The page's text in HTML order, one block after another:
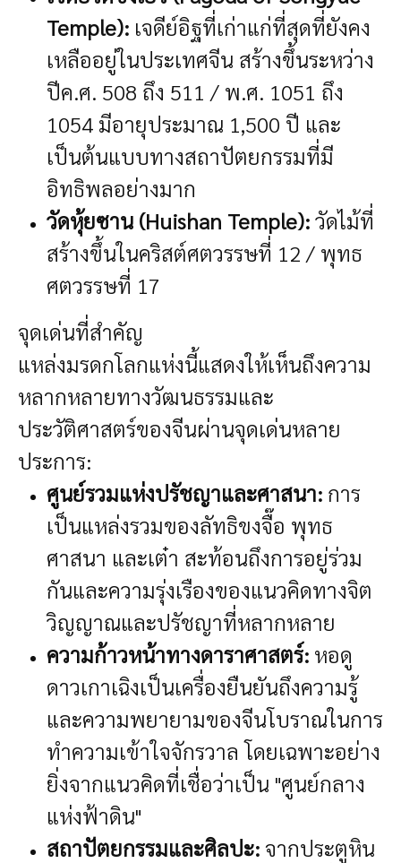
Temple): เจดีย์อิฐที่เก่าแก่ที่สุดที่ยังคง
เหลืออยู่ในประเทศจีน สร้างขึ้นระหว่าง
ปีค.ศ. 508 ถึง 511 / พ.ศ. 1051 ถึง
1054 มีอายุประมาณ 1,500 ปี และ
เป็นต้นแบบทางสถาปัตยกรรมที่มี
อิทธิพลอย่างมาก
วัดหุ้ยซาน (Huishan Temple):วัดไม้ที่
สร้างขึ้นในคริสต์ศตวรรษที่ 12 / พุทธ
ศตวรรษที่ 17
จุดเด่นที่สำคัญ
แหล่งมรดกโลกแห่งนี้แสดงให้เห็นถึงความ
หลากหลายทางวัฒนธรรมและ
ประวัติศาสตร์ของจีนผ่านจุดเด่นหลาย
ประการ:
ศูนย์รวมแห่งปรัชญาและศาสนา: การ
เป็นแหล่งรวมของลัทธิขงจื๊อ พุทธ
ศาสนา และเต๋า สะท้อนถึงการอยู่ร่วม
กันและความรุ่งเรืองของแนวคิดทางจิต
วิญญาณและปรัชญาที่หลากหลาย
ความก้าวหน้าทางดาราศาสตร์: หอดู
ดาวเกาเฉิงเป็นเครื่องยืนยันถึงความรู้
และความพยายามของจีนโบราณในการ
ทำความเข้าใจจักรวาล โดยเฉพาะอย่าง
ยิ่งจากแนวคิดที่เชื่อว่าเป็น "ศูนย์กลาง
แห่งฟ้าดิน"
สถาปัตยกรรมและศิลปะ:จากประตูหิน